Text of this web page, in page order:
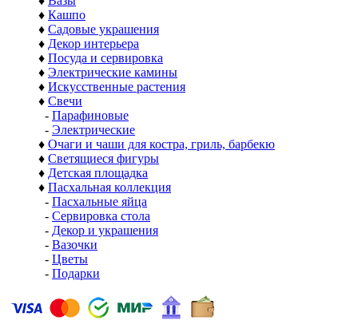
♦ Кашпо
♦ Садовые украшения
♦ Декор интерьера
♦ Посуда и сервировка
♦ Электрические камины
♦ Искусственные растения
♦ Свечи
- Парафиновые
- Электрические
♦ Очаги и чаши для костра, гриль, барбекю
♦ Светящиеся фигуры
♦ Детская площадка
♦ Пасхальная коллекция
- Пасхальные яйца
- Сервировка стола
- Декор и украшения
- Вазочки
- Цветы
- Подарки